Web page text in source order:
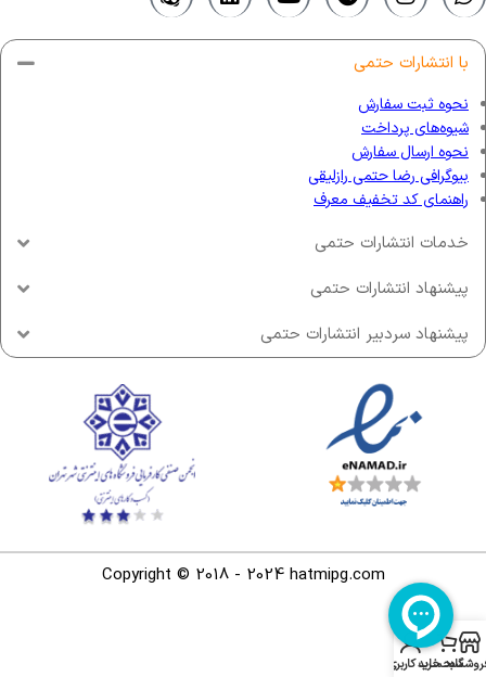
با انتشارات حتمی
نحوه ثبت سفارش
شیوه‌های پرداخت
نحوه ارسال سفارش
بیوگرافی رضا حتمی رازلیقی
راهنمای کد تخفیف معرف
خدمات انتشارات حتمی
پیشنهاد انتشارات حتمی
پیشنهاد سردبیر انتشارات حتمی
Copyright © 2018 - 2024 hatmipg.com
سبد خرید
حساب کاربری من